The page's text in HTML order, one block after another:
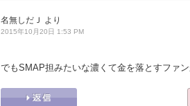
名無しだＪ より
2015年10月20日 1:53 PM
でもSMAP担みたいな濃くて金を落とすファ